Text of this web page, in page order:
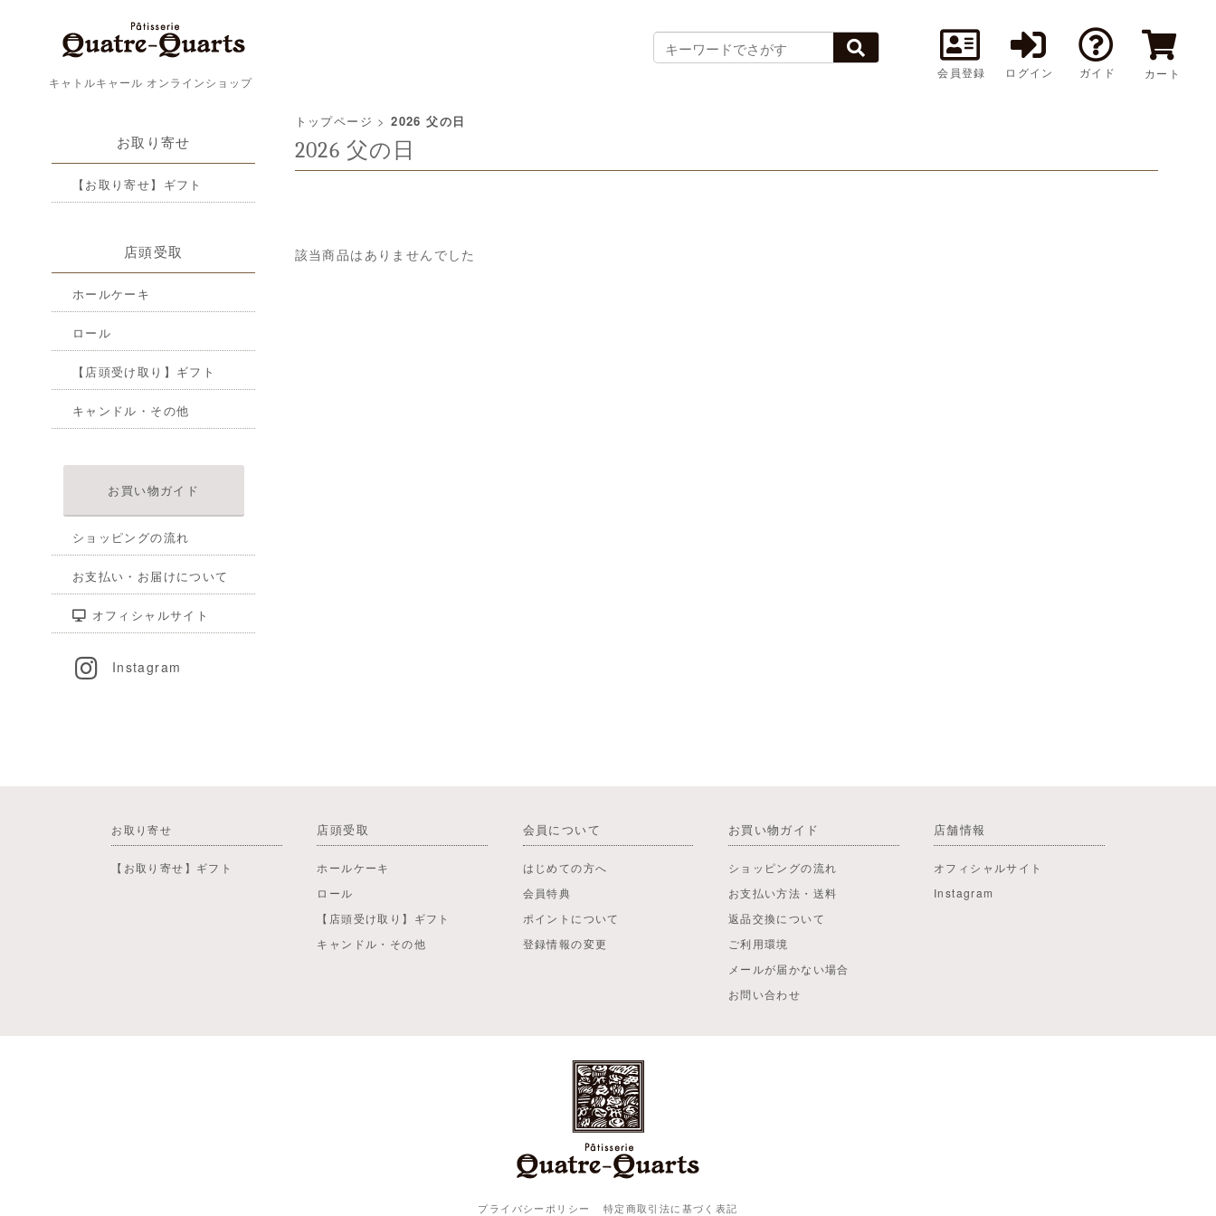
会員登録 ログイン ガイド カート
キャトルキャール オンラインショップ
お取り寄せ
【お取り寄せ】ギフト
店頭受取
ホールケーキ
ロール
【店頭受け取り】ギフト
キャンドル・その他
お買い物ガイド
ショッピングの流れ
お支払い・お届けについて
オフィシャルサイト
Instagram
トップページ >2026 父の日
2026 父の日
該当商品はありませんでした
お取り寄せ
【お取り寄せ】ギフト
店頭受取
ホールケーキ
ロール
【店頭受け取り】ギフト
キャンドル・その他
会員について
はじめての方へ
会員特典
ポイントについて
登録情報の変更
お買い物ガイド
ショッピングの流れ
お支払い方法・送料
返品交換について
ご利用環境
メールが届かない場合
お問い合わせ
店舗情報
オフィシャルサイト
Instagram
プライバシーポリシー 特定商取引法に基づく表記